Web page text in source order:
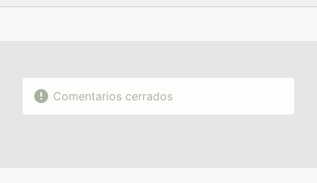
FACEBOOK
TWITTERFLIPBOARD
E-
WHATSAPP
Comentarios cerrados